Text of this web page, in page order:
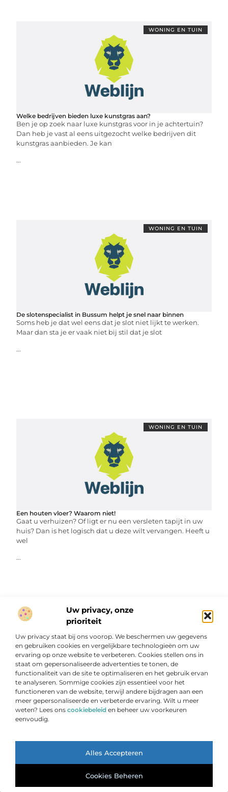
Uw privacy, onze
prioriteit
Uw privacy staat bij ons voorop. We beschermen uw gegevens
en gebruiken cookies en vergelijkbare technologieën om uw
ervaring op onze website te verbeteren. Cookies stellen ons in
staat om gepersonaliseerde advertenties te tonen, de
functionaliteit van de site te optimaliseren en het gebruik ervan
te analyseren. Sommige cookies zijn essentieel voor het
functioneren van de website, terwijl andere bijdragen aan een
meer gepersonaliseerde en verbeterde ervaring. Wilt u meer
weten? Lees ons cookiebeleid en beheer uw voorkeuren
eenvoudig.
Alles Accepteren
Cookies Beheren
WONING EN TUIN
Welke bedrijven bieden luxe kunstgras aan?
Ben je op zoek naar luxe kunstgras voor in je achtertuin?
Dan heb je vast al eens uitgezocht welke bedrijven dit
kunstgras aanbieden. Je kan
...
WONING EN TUIN
De slotenspecialist in Bussum helpt je snel naar binnen
Soms heb je dat wel eens dat je slot niet lijkt te werken.
Maar dan sta je er vaak niet bij stil dat je slot
...
WONING EN TUIN
Een houten vloer? Waarom niet!
Gaat u verhuizen? Of ligt er nu een versleten tapijt in uw
huis? Dan is het logisch dat u deze wilt vervangen. Heeft u
wel
...
Boomstronk verwijderen goedkoop
Deze pagina heeft als onderwerp boomstronk verwijderen